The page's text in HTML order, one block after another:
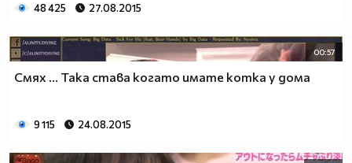
48 425 27.08.2015
00:57
Смях ... Така става когато имате котка у дома
9 115 24.08.2015